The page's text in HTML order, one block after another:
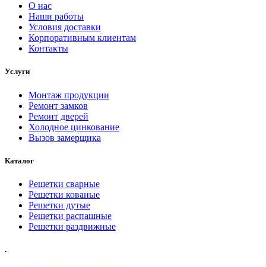
О нас
Наши работы
Условия доставки
Корпоративным клиентам
Контакты
Услуги
Монтаж продукции
Ремонт замков
Ремонт дверей
Холодное цинкование
Вызов замерщика
Каталог
Решетки сварные
Решетки кованые
Решетки дутые
Решетки распашные
Решетки раздвижные
.